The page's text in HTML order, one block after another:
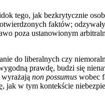
tego, jak bezkrytycznie
faktów;
poza ustanowionym
do liberalnych czy
prawdę, budzi się
non possumus wobec
w tym kontekście